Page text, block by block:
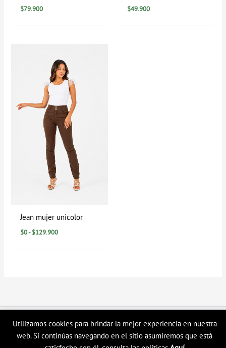
Utilizamos cookies para brindar la mejor experiencia en nuestra
web. Si continúas navegando en el sitio asumiremos que está
$79.900 $49.900
Jean mujer unicolor
$0- $129.900
precios:
desde
$0
hasta
$129.900
Copyright © 2026 Tienda en linea LyH